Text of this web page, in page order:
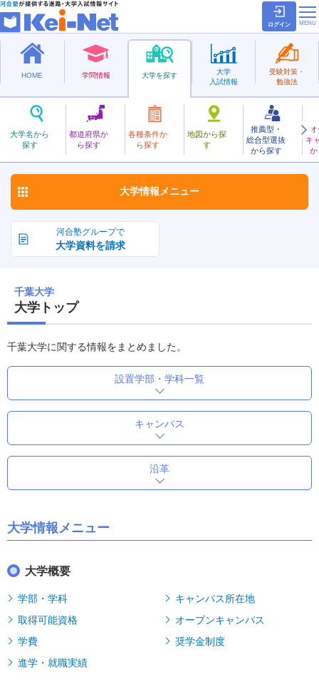
ログイン
HOME 学問情報 大学を探す
大学名から
探す
都道府県か
ら探す
各種条件か
ら探す
地図から探
す
推薦型・
総合型選抜
から探す
キ
か
大学
入試情報
受験対策・
勉強法
国立
ちば
千葉大学 お気に入り
河合塾グループで
大学資料を請求
大学情報 メニュー
千葉大学
大学トップ
千葉大学に関する情報をまとめました。
設置学部・学科一覧
キャンパス
沿革
大学情報メニュー
大学概要
学部・学科
キャンパス所在地
取得可能資格
オープンキャンパス
学費
奨学金制度
進学・就職実績